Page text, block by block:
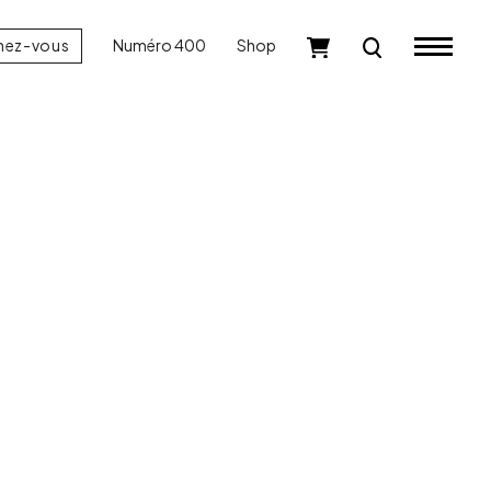
vous Numéro 400 Shop